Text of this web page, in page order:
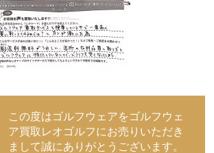
この度はゴルフウェアをゴルフウェ
ア買取レオゴルフにお売りいただき
まして誠にありがとうございます。